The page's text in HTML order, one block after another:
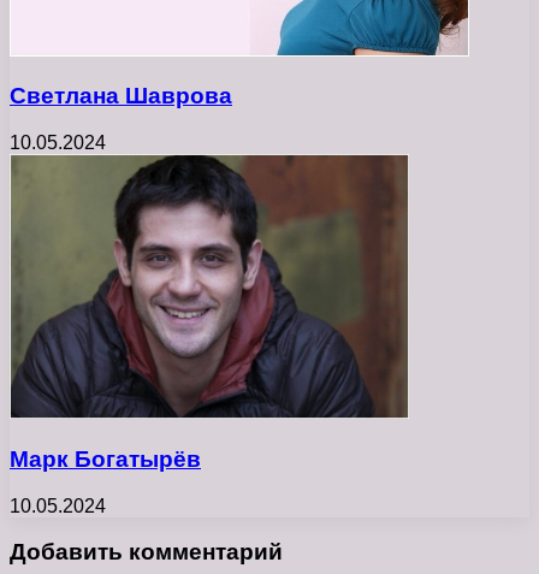
Светлана Шаврова
10.05.2024
Марк Богатырёв
10.05.2024
Добавить комментарий